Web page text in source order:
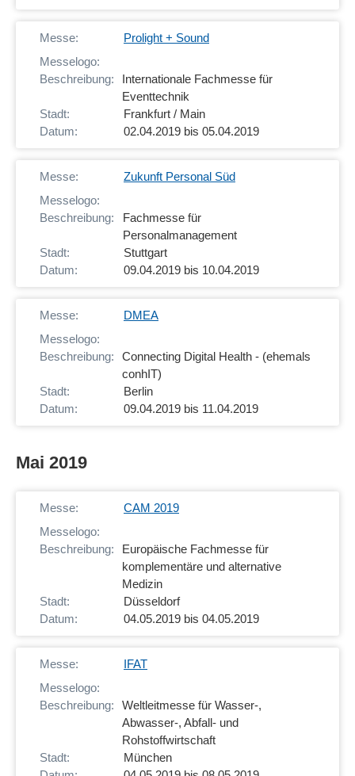
Prolight + Sound
Internationale Fachmesse für
Eventtechnik
Frankfurt / Main
02.04.2019 bis 05.04.2019
Zukunft Personal Süd
Fachmesse für
Personalmanagement
Stuttgart
09.04.2019 bis 10.04.2019
DMEA
Connecting Digital Health - (ehemals
conhIT)
Berlin
09.04.2019 bis 11.04.2019
Mai 2019
CAM 2019
Europäische Fachmesse für
komplementäre und alternative
Medizin
Düsseldorf
04.05.2019 bis 04.05.2019
IFAT
Weltleitmesse für Wasser-,
Abwasser-, Abfall- und
Rohstoffwirtschaft
München